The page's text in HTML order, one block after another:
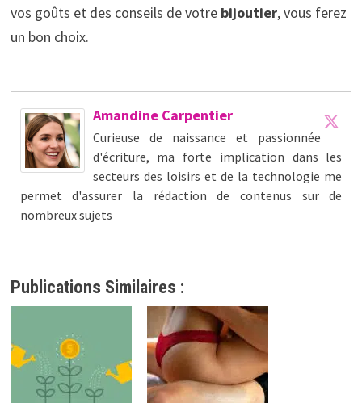
vos goûts et des conseils de votre bijoutier, vous ferez
un bon choix.
Amandine Carpentier
Curieuse de naissance et passionnée
d'écriture, ma forte implication dans les
secteurs des loisirs et de la technologie me
permet d'assurer la rédaction de contenus sur de
nombreux sujets
Publications Similaires :